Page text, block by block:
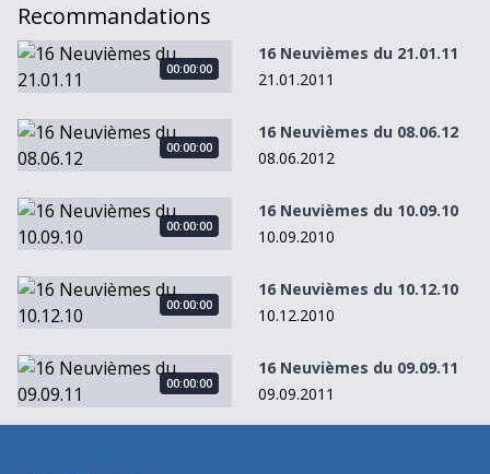
Recommandations
16 Neuvièmes du 21.01.11
00:00:00
16 Neuvièmes du 21.01.11
21.01.2011
16 Neuvièmes du 08.06.12
00:00:00
16 Neuvièmes du 08.06.12
08.06.2012
16 Neuvièmes du 10.09.10
00:00:00
16 Neuvièmes du 10.09.10
10.09.2010
16 Neuvièmes du 10.12.10
00:00:00
16 Neuvièmes du 10.12.10
10.12.2010
16 Neuvièmes du 09.09.11
00:00:00
16 Neuvièmes du 09.09.11
09.09.2011